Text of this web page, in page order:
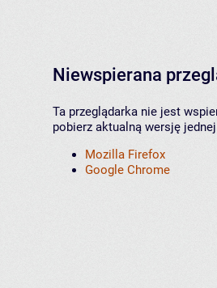
Niewspierana
Ta przeglądarka nie jest
pobierz aktualną wersję
Mozilla Firefox
Google Chrome